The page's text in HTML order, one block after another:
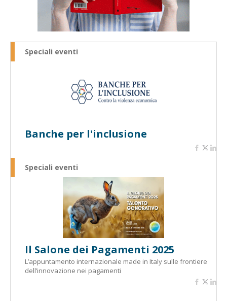
Speciali eventi
Banche per l'inclusione
Speciali eventi
Il Salone dei Pagamenti 2025
L’appuntamento internazionale made in Italy sulle frontiere
dell’innovazione nei pagamenti